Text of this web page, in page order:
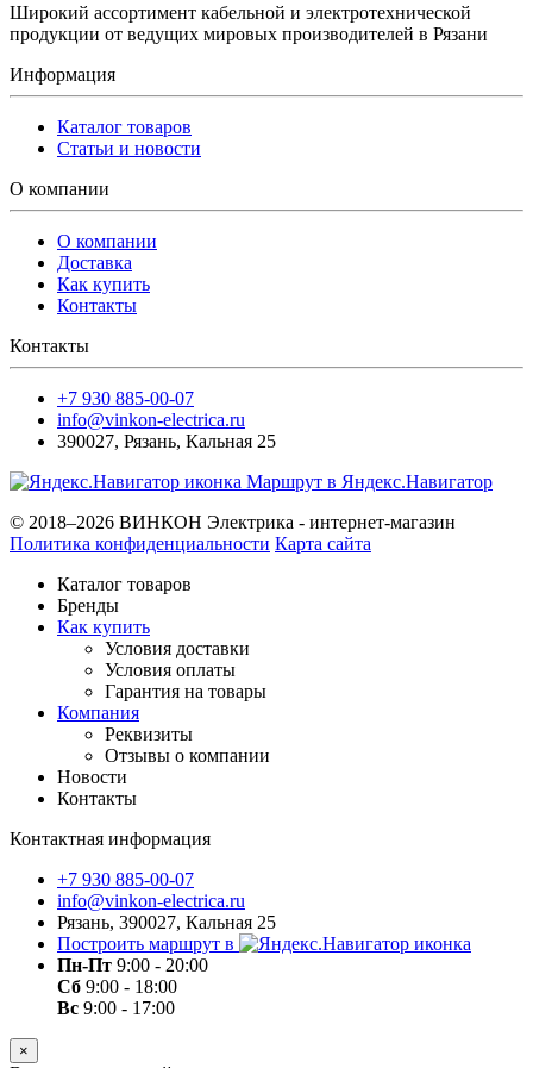
Широкий ассортимент кабельной и электротехнической
продукции от ведущих мировых производителей в Рязани
Информация
Каталог товаров
Статьи и новости
О компании
О компании
Доставка
Как купить
Контакты
Контакты
+7 930 885-00-07
info@vinkon-electrica.ru
390027, Рязань, Кальная 25
Маршрут в Яндекс.Навигатор
© 2018–2026 ВИНКОН Электрика - интернет-магазин
Политика конфиденциальности Карта сайта
Каталог товаров
Бренды
Как купить
Условия доставки
Условия оплаты
Гарантия на товары
Компания
Реквизиты
Отзывы о компании
Новости
Контакты
Контактная информация
+7 930 885-00-07
info@vinkon-electrica.ru
Рязань, 390027, Кальная 25
Построить маршрут в
Пн-Пт 9:00 - 20:00
Сб 9:00 - 18:00
Вс 9:00 - 17:00
×